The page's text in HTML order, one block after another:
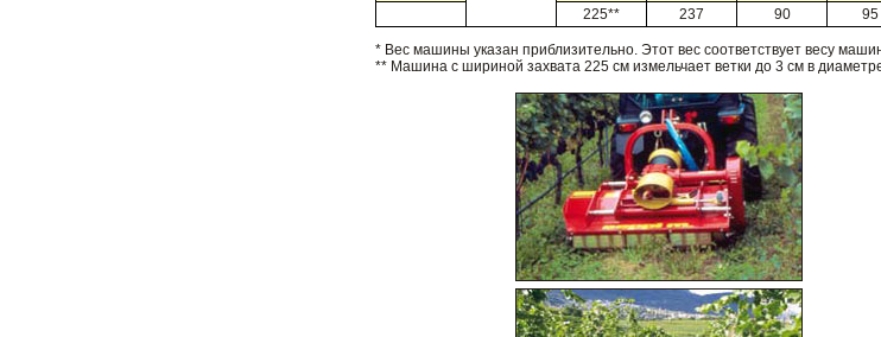
225**
237 90 95
* Вес машины указан приблизительно. Этот вес соответствует весу
** Машина с шириной захвата 225 см измельчает ветки до 3 см в